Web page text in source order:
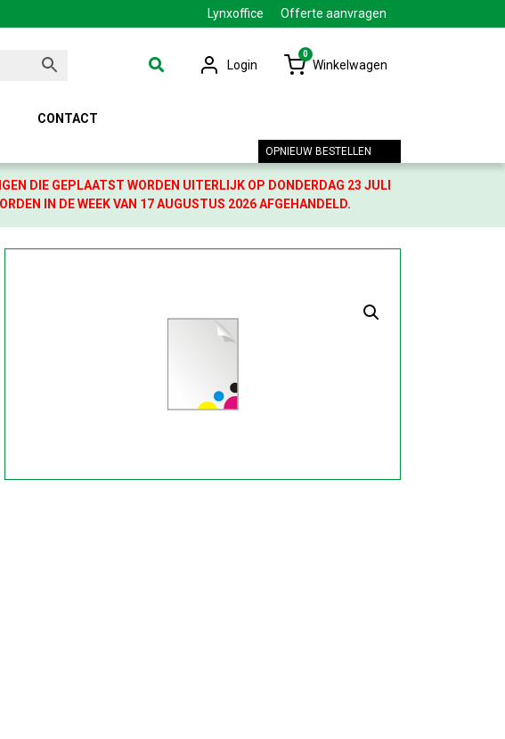
Lynxoffice Offerte aanvragen
Login
0
Winkelwagen
CONTACT
OPNIEUW BESTELLEN
DIE GEPLAATST WORDEN UITERLIJK OP DONDERDAG 23 JULI
IN DE WEEK VAN 17 AUGUSTUS 2026 AFGEHANDELD.